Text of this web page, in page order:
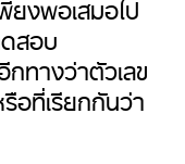
สอบ
ทางว่าตัวเลข
อที่เรียกกันว่า